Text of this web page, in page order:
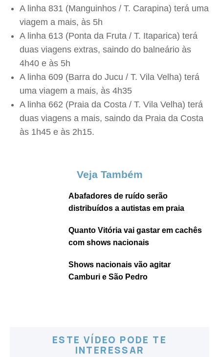
A linha 831 (Manguinhos / T. Carapina) terá uma
viagem a mais, às 5h
A linha 613 (Ponta da Fruta / T. Itaparica) terá
duas viagens extras, saindo do balneário às
4h40 e às 5h
A linha 609 (Barra do Jucu / T. Vila Velha) terá
uma viagem a mais, às 4h35
A linha 662 (Praia da Costa / T. Vila Velha) terá
duas viagens a mais, saindo da Praia da Costa
às 1h45 e às 2h15.
Veja Também
Abafadores de ruído serão
distribuídos a autistas em praia
Quanto Vitória vai gastar em cachês
com shows nacionais
Shows nacionais vão agitar
Camburi e São Pedro
ESTE VÍDEO PODE TE
INTERESSAR